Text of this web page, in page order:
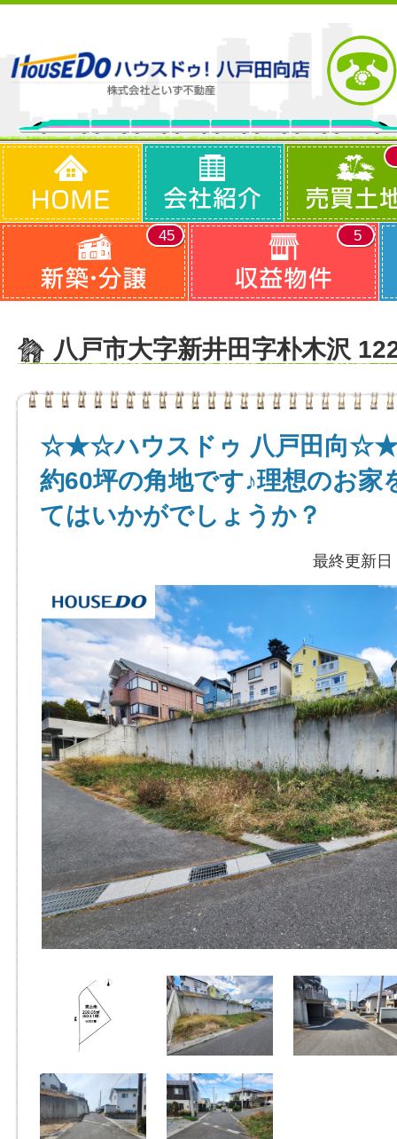
45 5
八戸市大字新井田字朴木沢
☆★☆ハウスドゥ 八戸田向
約60坪の角地です♪理想のお家
てはいかがでしょうか？
最終更新